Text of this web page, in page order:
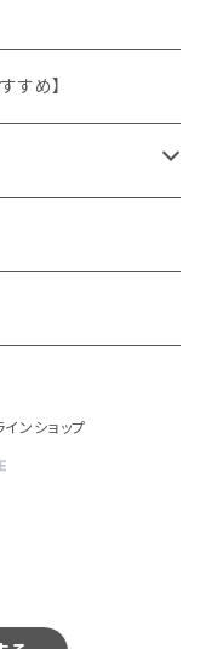
すめ】
ンショップ